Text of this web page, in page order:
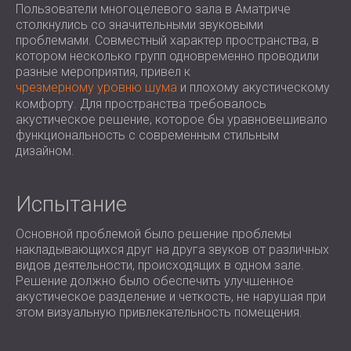
ЗВУКОИЗОЛЯЦИЯ И АКУСТИКА ДЛЯ
ЗАЛЫ
ЗВУКОИЗОЛЯЦИЯ И АКУСТИЧЕСКИЕ
РЕШЕНИЯ ДЛЯ ТОРГОВЫХ
ПОМЕЩЕНИЙ
ЗВУКОИЗОЛЯЦИЯ И АКУСТИКА ДЛЯ
ОБРАЗОВАТЕЛЬНЫХ УЧРЕЖДЕНИЙ
SOUND INSULATION AND ACOUSTICS
АКУСТИЧЕСКИЕ РЕШЕНИЯ ДЛЯ
АУДИОЛОГИЧЕСКОЙ ОТРАСЛИ
ЗВУКОИЗОЛЯЦИОННЫЕ И
АКУСТИЧЕСКИЕ РЕШЕНИЯ ДЛЯ
ЦЕНТРОВ ОБРАБОТКИ ДАННЫХ
ROMÂNIA (RO)
POLAND (PL)
FINLAND (FI)
USA (US)
SOUTH AFRICA (ZA)
Пользователи многоцелевого зала в Аматриче
столкнулись со значительными звуковыми
проблемами. Совместный характер пространства, в
котором несколько групп одновременно проводили
разные мероприятия, привел к
чрезмерному уровню шума и плохому акустическому
комфорту. Для пространства требовалось
акустическое решение, которое бы уравновешивало
функциональность с современным стильным
дизайном.
Испытание
Основной проблемой было решение проблемы
накладывающихся друг на друга звуков от различных
видов деятельности, происходящих в одном зале.
Решение должно было обеспечить улучшенное
акустическое разделение и четкость, не нарушая при
этом визуальную привлекательность помещения.